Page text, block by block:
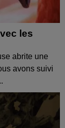
les
abrite une
avons suivi